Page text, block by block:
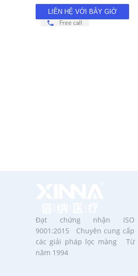
Free call
Đạt chứng nhận ISO
9001:2015 Chuyên cung cấp
các giải pháp lọc màng Từ
năm 1994